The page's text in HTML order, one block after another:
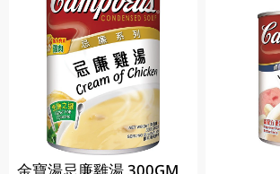
金寶湯忌廉雞湯 300GM